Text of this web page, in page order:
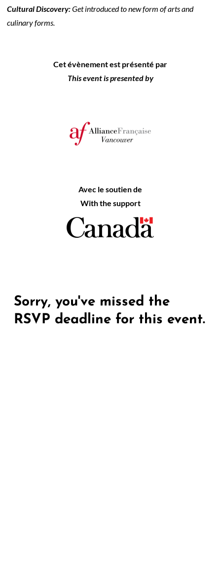
Cultural Discovery:Get introduced to new form of arts and
culinary forms.
Cet évènement est présenté par
This event is presented by
Avec le soutien de
With the support
Sorry, you've missed the
RSVP deadline for this event.